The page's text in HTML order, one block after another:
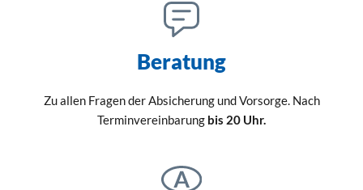
Beratung
Zu allen Fragen der Absicherung und Vorsorge. Nach
Terminvereinbarung bis 20 Uhr.